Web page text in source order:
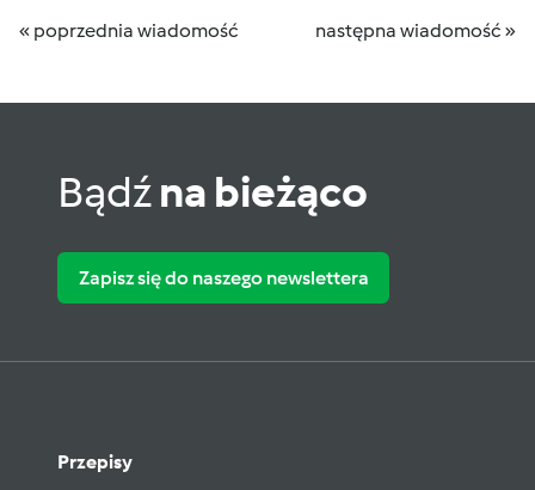
następna wiadomość »
« poprzednia wiadomość
Bądźna bieżąco
Zapisz się do naszego newslettera
Przepisy